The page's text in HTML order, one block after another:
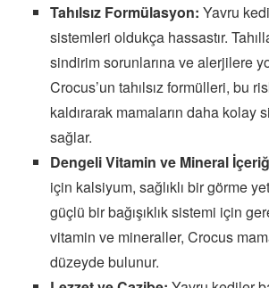
Tahılsız Formülasyon: Yavru
sistemleri oldukça hassastır.
sindirim sorunlarına ve alerjilere
Crocus’un tahılsız formülleri, bu
kaldırarak mamaların daha kolay
sağlar.
Dengeli Vitamin ve Mineral
için kalsiyum, sağlıklı bir görme
güçlü bir bağışıklık sistemi için
vitamin ve mineraller, Crocus
düzeyde bulunur.